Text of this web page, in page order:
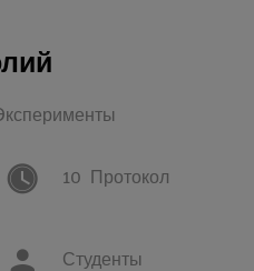
10 Протокол
Студенты